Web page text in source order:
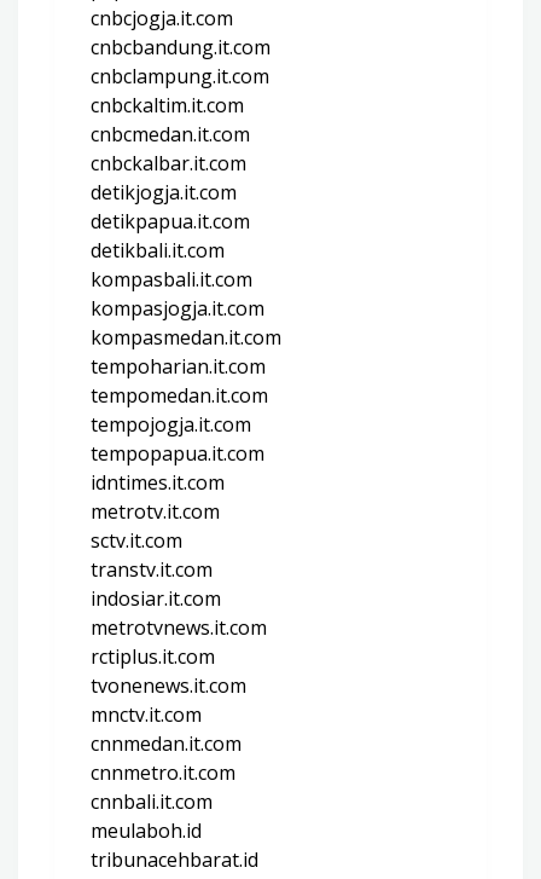
cnbcjogja.it.com
cnbcbandung.it.com
cnbclampung.it.com
cnbckaltim.it.com
cnbcmedan.it.com
cnbckalbar.it.com
detikjogja.it.com
detikpapua.it.com
detikbali.it.com
kompasbali.it.com
kompasjogja.it.com
kompasmedan.it.com
tempoharian.it.com
tempomedan.it.com
tempojogja.it.com
tempopapua.it.com
idntimes.it.com
metrotv.it.com
sctv.it.com
transtv.it.com
indosiar.it.com
metrotvnews.it.com
rctiplus.it.com
tvonenews.it.com
mnctv.it.com
cnnmedan.it.com
cnnmetro.it.com
cnnbali.it.com
meulaboh.id
tribunacehbarat.id